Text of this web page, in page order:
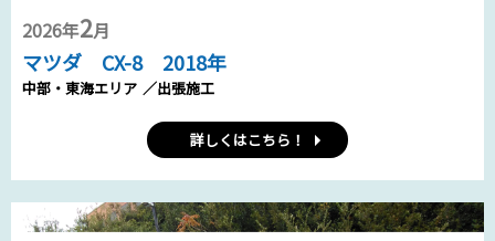
2026年2月
マツダ CX-8 2018年
中部・東海エリア ／出張施工
詳しくはこちら！